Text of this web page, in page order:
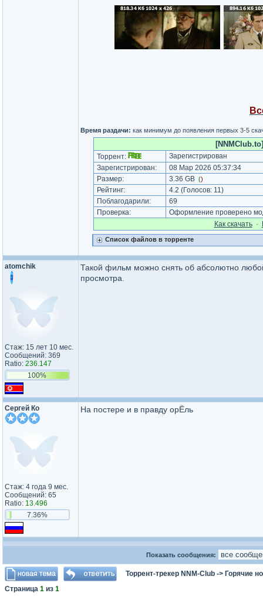
Время раздачи: как минимум до появления первых 3-5
Торрент:
Зарегистрирован
Зарегистрирован:
08 Мар 2026 05:37:34
Размер:
3.36 GB ()
Рейтинг: 4.2 (Голосов: 11)
Поблагодарили:
69
Проверка:
Оформление проверено
Как cкачать·
Список файлов в торренте
atomchik
Стаж: 15 лет 10 мес.
Сообщений: 369
Ratio: 236.147
100%
Такой фильм можно снять об абсолютно
просмотра.
Сергей Ко
Стаж: 4 года 9 мес.
Сообщений: 65
Ratio: 13.496
7.36%
На постере и в правду орЁль
Показать сообщения:
Торрент-трекер NNM-Club -> Горячие
Страница 1 из 1